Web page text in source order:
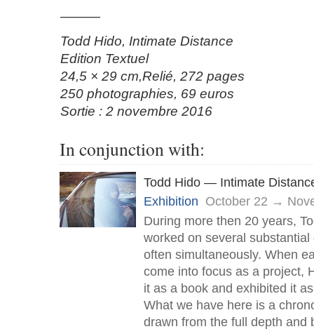
———
Todd Hido, Intimate Distance
Edition Textuel
24,5 × 29 cm,Relié, 272 pages
250 photographies, 69 euros
Sortie : 2 novembre 2016
In conjunction with:
Todd Hido — Intimate
Exhibition October 22 →
During more then 20 years,
worked on several
often simultaneously. When
come into focus as a project,
it as a book and exhibited it
What we have here is a
drawn from the full depth and